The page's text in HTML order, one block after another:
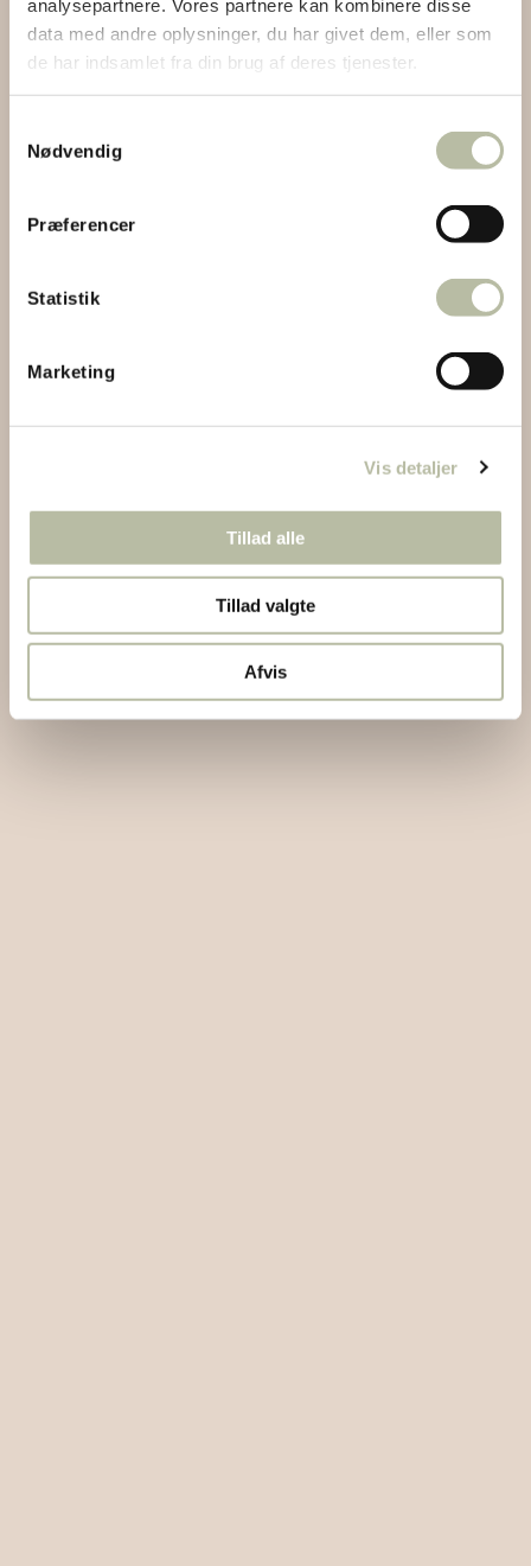
analysepartnere. Vores partnere kan kombinere disse
data med andre oplysninger, du har givet dem, eller som
de har indsamlet fra din brug af deres tjenester.
Nødvendig
Præferencer
Statistik
Marketing
Vis detaljer
Tillad alle
Tillad valgte
Afvis